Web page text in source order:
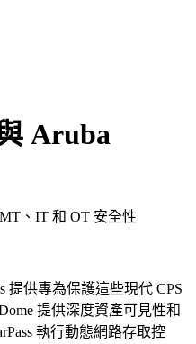
Aruba
、IT 和 OT 安全性
提供專為保護這些現代 CPS
提供深度資產可見性和
執行動態網路存取控